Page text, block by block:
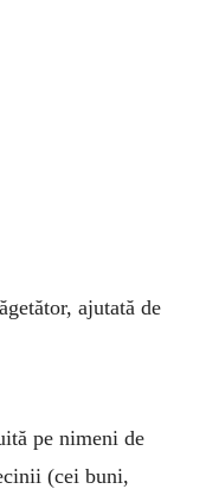
ajutată de
pe nimeni de
(cei buni,